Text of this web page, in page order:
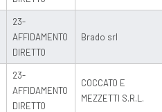
23-
AFFIDAMENTO
DIRETTO
Brado srl
23-
AFFIDAMENTO
DIRETTO
COCCATO E
MEZZETTI S.R.L.